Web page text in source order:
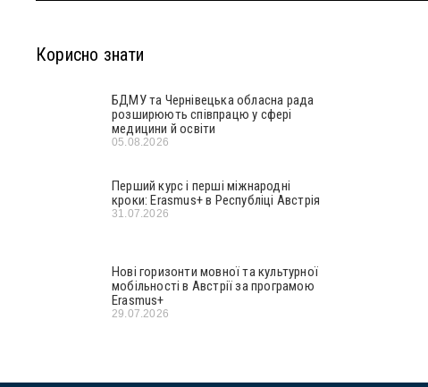
Корисно знати
БДМУ та Чернівецька обласна рада
розширюють співпрацю у сфері
медицини й освіти
05.08.2026
Перший курс і перші міжнародні
кроки: Erasmus+ в Республіці Австрія
31.07.2026
Нові горизонти мовної та культурної
мобільності в Австрії за програмою
Erasmus+
29.07.2026